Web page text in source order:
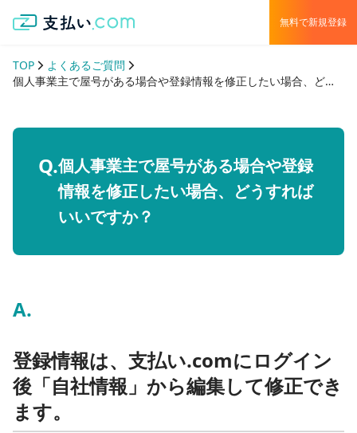
無料で新規登録
TOP
よくあるご質問
個人事業主で屋号がある場合や登録情報を修正したい場合、どうすればいいですか？
個人事業主で屋号がある場合や登録
情報を修正したい場合、どうすれば
いいですか？
登録情報は、支払い.comにログイン
後「自社情報」から編集して修正でき
ます。